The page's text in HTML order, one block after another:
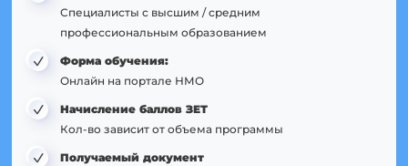
Специалисты с высшим / средним
профессиональным образованием
Форма обучения:
Онлайн на портале НМО
Начисление баллов ЗЕТ
Кол-во зависит от объема программы
Получаемый документ